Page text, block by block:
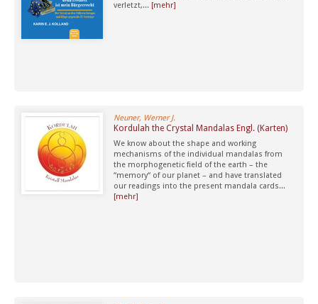
verletzt,... [mehr]
Neuner, Werner J.
Kordulah the Crystal Mandalas Engl. (Karten)
We know about the shape and working
mechanisms of the individual mandalas from
the morphogenetic field of the earth – the
“memory“ of our planet – and have translated
our readings into the present mandala cards...
[mehr]